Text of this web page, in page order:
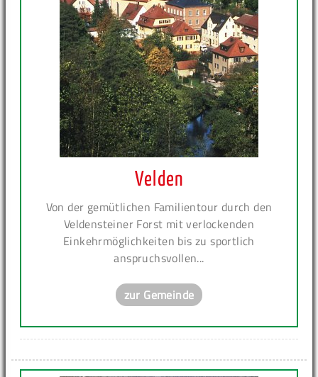
Velden
Von der gemütlichen Familientour durch den
Veldensteiner Forst mit verlockenden
Einkehrmöglichkeiten bis zu sportlich
anspruchsvollen...
zur Gemeinde